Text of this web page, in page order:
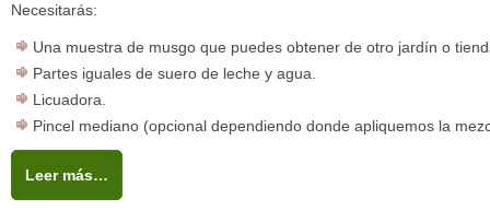
Necesitarás:
Una muestra de musgo que puedes obtener de otro jardín o
Partes iguales de suero de leche y agua.
Licuadora.
Pincel mediano (opcional dependiendo donde apliquemos la
Leer más…